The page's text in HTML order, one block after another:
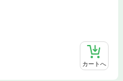
カートへ